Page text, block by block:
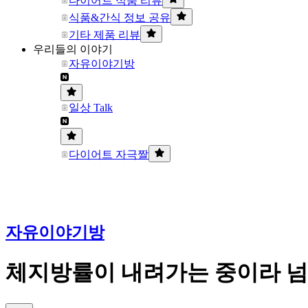
식품&간식 정보 공유
기타 제품 리뷰
우리들의 이야기
자유이야기방
일상 Talk
다이어트 자극짤
자유이야기방
체지방률이 내려가는 중이라